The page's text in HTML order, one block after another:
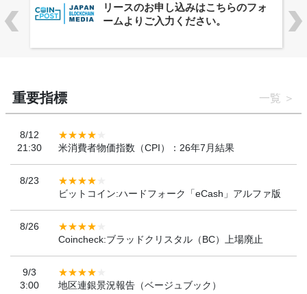
ーバルWeb3カンファレンス
「WebX2026」とのコラボレーショ
重要指標 一覧
8/12
21:30
米消費者物価指数（CPI）：26年7月結果
8/23
ビットコイン:ハードフォーク「eCash」アルファ版
8/26
Coincheck:ブラッドクリスタル（BC）上場廃止
9/3
3:00
地区連銀景況報告（ベージュブック）